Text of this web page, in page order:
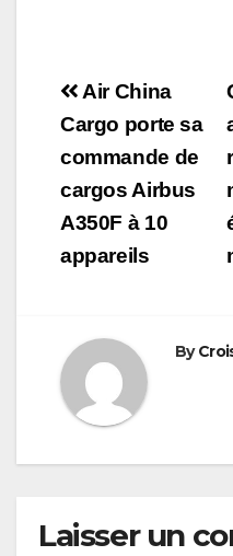
de
l’article
Air China
Cargo porte sa
commande de
cargos Airbus
A350F à 10
appareils
By
Laisser un